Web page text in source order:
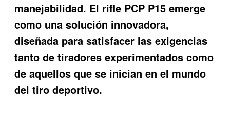
manejabilidad. El rifle PCP P15 emerge
como una solución innovadora,
diseñada para satisfacer las exigencias
tanto de tiradores experimentados como
de aquellos que se inician en el mundo
del tiro deportivo.